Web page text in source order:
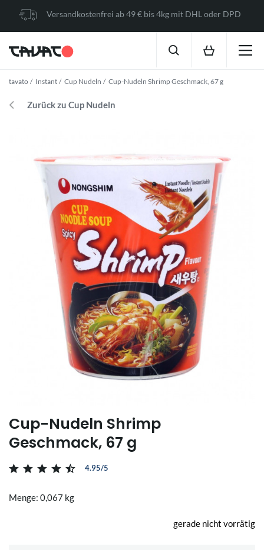
Versandkostenfrei ab 49 € bis 4kg mit DHL oder DPD
tavato Instant Cup Nudeln Cup-Nudeln Shrimp Geschmack, 67 g
Zurück zu Cup Nudeln
Cup-Nudeln Shrimp
Geschmack, 67 g
4.95/5
Menge: 0,067 kg
gerade nicht vorrätig